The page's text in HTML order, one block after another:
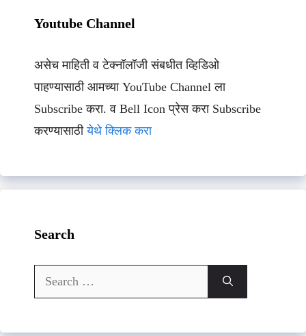
Youtube Channel
असेच माहिती व टेक्नॉलॉजी संबधीत व्हिडिओ
पाहण्यासाठी आमच्या YouTube Channel ला
Subscribe करा. व Bell Icon प्रेस करा Subscribe
करण्यासाठीयेथे क्लिक करा
Search
Search
for: